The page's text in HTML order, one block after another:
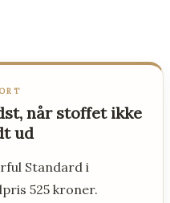
når stoffet ikke
ud
Standard i
525 kroner.